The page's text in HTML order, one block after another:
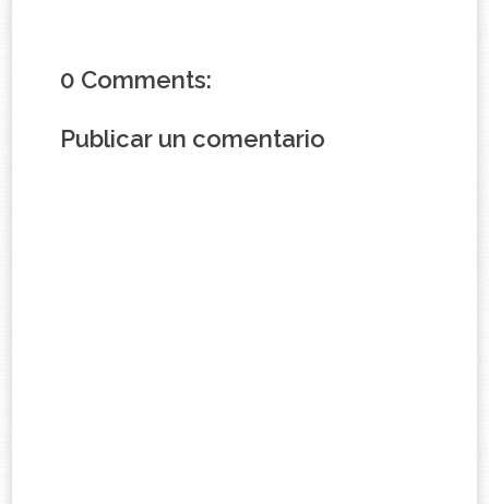
0 Comments:
Publicar un comentario